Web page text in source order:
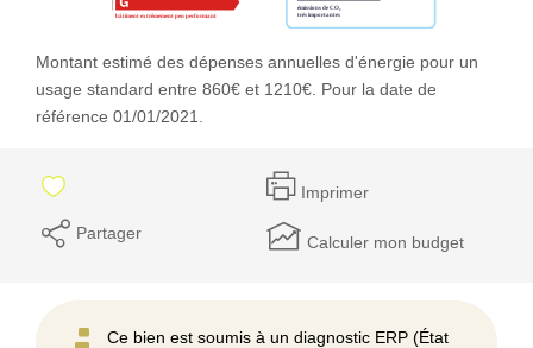
Montant estimé des dépenses annuelles d'énergie pour un
usage standard entre 860€ et 1210€. Pour la date de
référence 01/01/2021.
Imprimer
Partager Calculer mon budget
Ce bien est soumis à un diagnostic ERP (État